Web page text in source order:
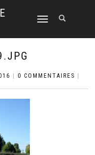
DÉPLIER
NAVIGATION
0 COMMENTAIRES